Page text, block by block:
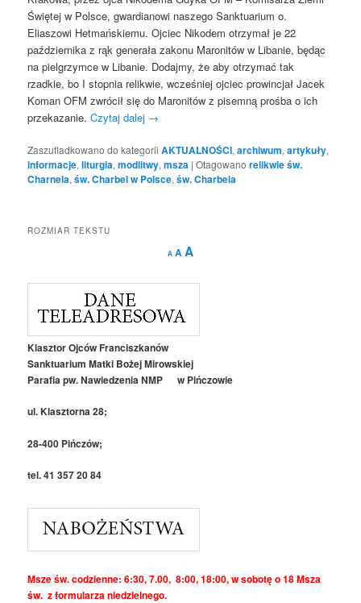
Świętej w Polsce, gwardianowi naszego Sanktuarium o.
Eliaszowi Hetmańskiemu. Ojciec Nikodem otrzymał je 22
października z rąk generała zakonu Maronitów w Libanie, będąc
na pielgrzymce w Libanie. Dodajmy, że aby otrzymać tak
rzadkie, bo I stopnia relikwie, wcześniej ojciec prowincjał Jacek
Koman OFM zwrócił się do Maronitów z pisemną prośba o ich
przekazanie.Czytaj dalej →
Zaszufladkowano do kategorii AKTUALNOŚCI,archiwum,artykuły,
informacje,liturgia,modlitwy,msza |Otagowano relikwie św.
Charnela,św. Charbel w Polsce,św. Charbela
ROZMIAR TEKSTU
A
Decrease
font
A Reset
AIncrease
Klasztor Ojców Franciszkanów
Sanktuarium Matki Bożej Mirowskiej
Parafia pw. Nawiedzenia NMP w Pińczowie
ul. Klasztorna 28;
28-400 Pińczów;
tel. 41 357 20 84
Msze św. codzienne: 6:30, 7.00, 8:00, 18:00, w sobotę o 18 Msza
św. z formularza niedzielnego.